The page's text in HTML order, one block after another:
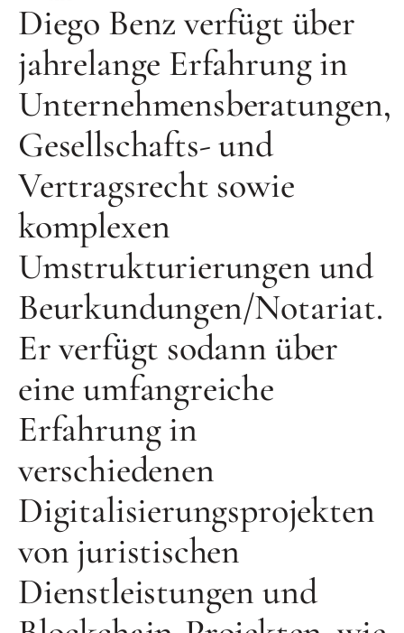
Diego Benz verfügt über
jahrelange Erfahrung in
Unternehmensberatungen,
Gesellschafts- und
Vertragsrecht sowie
komplexen
Umstrukturierungen und
Beurkundungen/Notariat.
Er verfügt sodann über
eine umfangreiche
Erfahrung in
verschiedenen
Digitalisierungsprojekten
von juristischen
Dienstleistungen und